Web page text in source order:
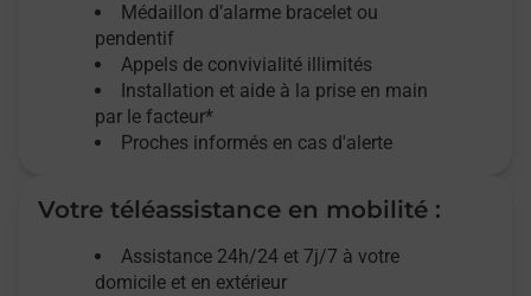
Médaillon d’alarme bracelet ou
pendentif
Appels de convivialité illimités
Installation et aide à la prise en main
par le facteur*
Proches informés en cas d'alerte
Votre téléassistance en mobilité :
Assistance 24h/24 et 7j/7 à votre
domicile et en extérieur